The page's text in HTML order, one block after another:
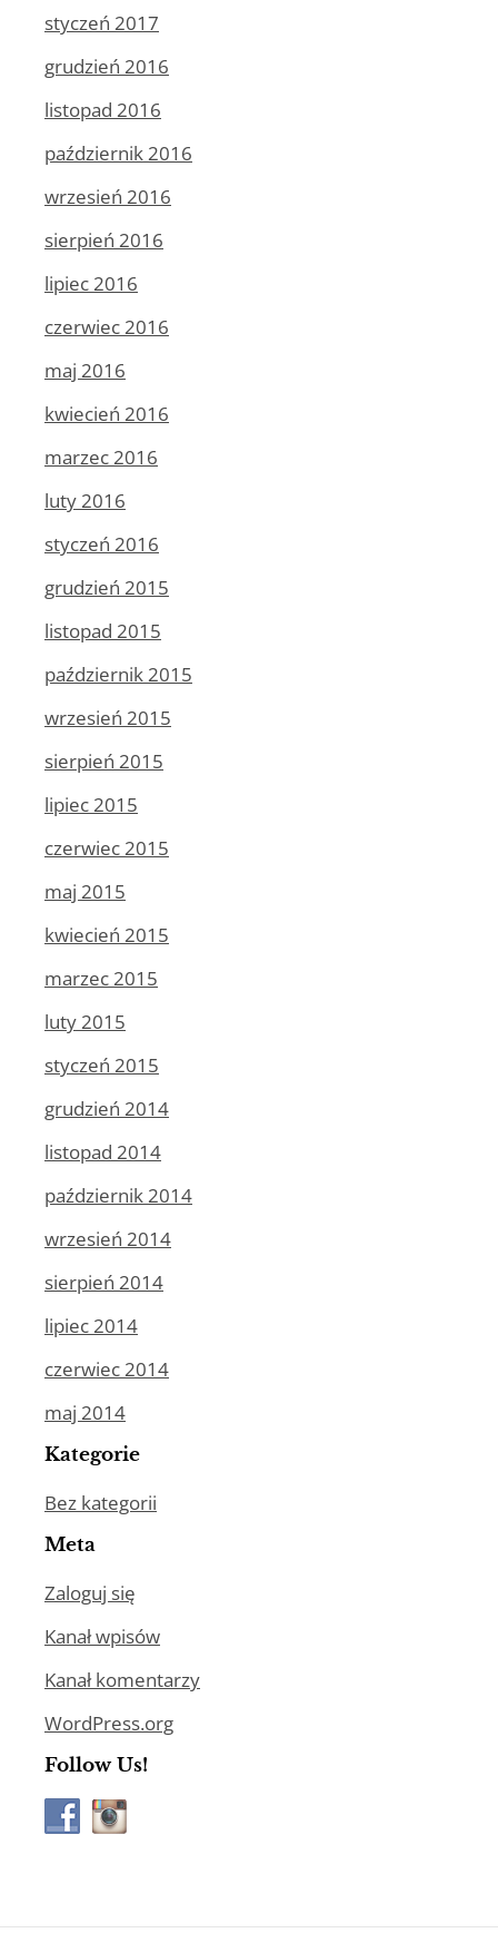
styczeń 2017
grudzień 2016
listopad 2016
październik 2016
wrzesień 2016
sierpień 2016
lipiec 2016
czerwiec 2016
maj 2016
kwiecień 2016
marzec 2016
luty 2016
styczeń 2016
grudzień 2015
listopad 2015
październik 2015
wrzesień 2015
sierpień 2015
lipiec 2015
czerwiec 2015
maj 2015
kwiecień 2015
marzec 2015
luty 2015
styczeń 2015
grudzień 2014
listopad 2014
październik 2014
wrzesień 2014
sierpień 2014
lipiec 2014
czerwiec 2014
maj 2014
Kategorie
Bez kategorii
Meta
Zaloguj się
Kanał wpisów
Kanał komentarzy
WordPress.org
Follow Us!